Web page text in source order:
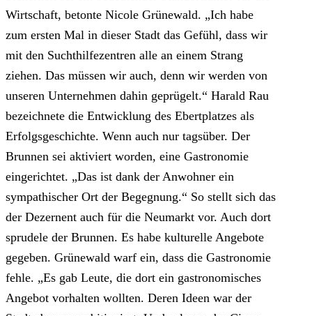
Wirtschaft, betonte Nicole Grünewald. „Ich habe
zum ersten Mal in dieser Stadt das Gefühl, dass wir
mit den Suchthilfezentren alle an einem Strang
ziehen. Das müssen wir auch, denn wir werden von
unseren Unternehmen dahin geprügelt.“ Harald Rau
bezeichnete die Entwicklung des Ebertplatzes als
Erfolgsgeschichte. Wenn auch nur tagsüber. Der
Brunnen sei aktiviert worden, eine Gastronomie
eingerichtet. „Das ist dank der Anwohner ein
sympathischer Ort der Begegnung.“ So stellt sich das
der Dezernent auch für die Neumarkt vor. Auch dort
sprudele der Brunnen. Es habe kulturelle Angebote
gegeben. Grünewald warf ein, dass die Gastronomie
fehle. „Es gab Leute, die dort ein gastronomisches
Angebot vorhalten wollten. Deren Ideen war der